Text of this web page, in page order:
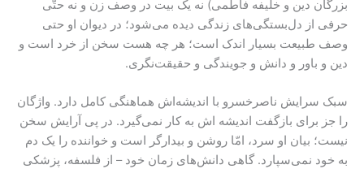
بزرگان دین و خلیفه‌ فاطمی) نه یک بیت در وصف زن و نه حتّی
حرفی از دل‌بستگی‌های زندگی دیده می‌شود؛ در دیوان او حتی
وصف طبیعت بسیار اندک است؛ هر چه هست سخن از خرد است و
دین و باور و دانش و جویندگی و حقیقت‌نگری.
سبک سرایش ناصرخسرو با اندیشه‌اش هماهنگی کامل دارد. واژگان
را جز برای بازگفت اندیشه اش به کار نمی‌گیرد. در پی آرایش سخن
نیست؛ بیان او سرد، امّا روشن و بیدارگر است و خواننده را یک دم
به خود نمی‌سپارد. گاهی دانش‌های زمان خود – از فلسفه، پزشکی